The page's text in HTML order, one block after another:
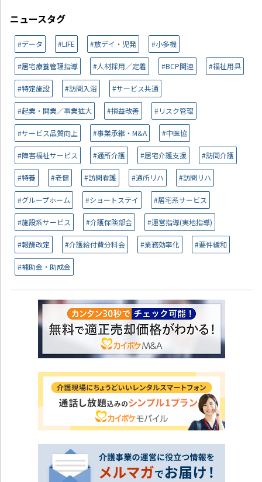
ニュースタグ
#データ #LIFE #放デイ・児発 #小多機
#居宅療養管理指導 #人材採用／定着 #BCP関連 #福祉用具
#特定施設 #訪問入浴 #サービス共通
#起業・開業／事業拡大 #損益改善 #リスク管理
#サービス品質向上 #事業承継・M&A #中医協
#障害福祉サービス #通所介護 #居宅介護支援 #訪問介護
#特養 #老健 #訪問看護 #通所リハ #訪問リハ
#グループホーム #ショートステイ #居宅系サービス
#施設系サービス #介護保険部会 #運営指導(実地指導)
#報酬改定 #介護給付費分科会 #業務効率化 #要件緩和
#補助金・助成金